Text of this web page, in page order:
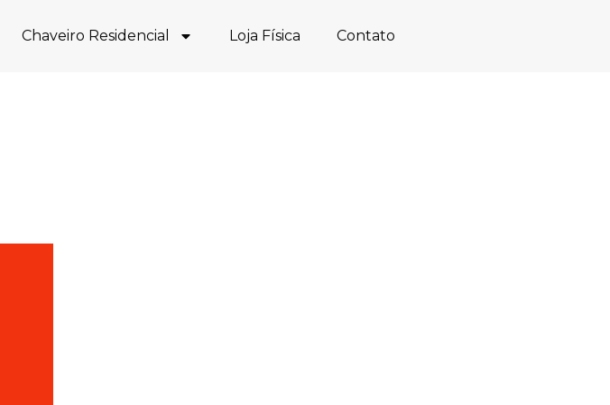
Chaveiro Residencial Loja Física Contato